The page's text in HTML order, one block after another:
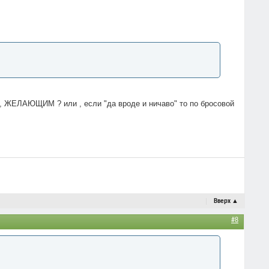
ЖЕЛАЮЩИМ ? или , если "да вроде и ничаво" то по бросовой
Вверх ▲
#8